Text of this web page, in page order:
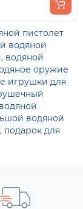
пистолет
водяной
, водяной
оружие
игрушки для
водяной
, подарок для